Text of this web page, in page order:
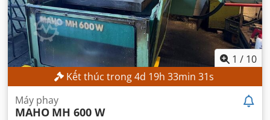
1 / 10
Kết thúc trong4d 19h 33min 29s
Máy phay
MAHO MH 600 W